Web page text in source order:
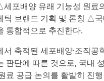
포배양 유래 기능성 원료
브랜드 기획 및 론칭 △국
통합적으로 추진한다.
축적된 세포배양·조직
판단에 따른 것으로, 국내
료 공급 논의를 활발히 진